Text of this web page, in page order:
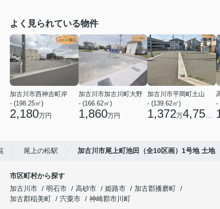
よく見られている物件
加古川市西神吉町岸
- (198.25㎡)
2,180万円
加古川市加古川町大野
- (166.62㎡)
1,860万円
加古川市平岡町土山
- (139.62㎡)
1,372万4,750 円
-
尾上の松駅 加古川市尾上町池田（全10区画）1号地 土地
市区町村から探す
加古川市
明石市 高砂市 姫路市
加古郡播磨町
加古郡稲美町
宍粟市
神崎郡市川町